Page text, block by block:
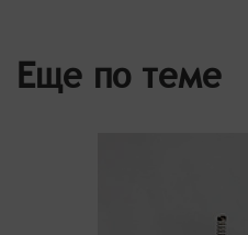
Еще по теме